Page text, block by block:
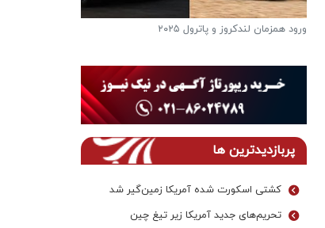
ورود همزمان لندکروز و پاترول ۲۰۲۵
پربازدیدترین ها
کشتی اسکورت شده آمریکا زمین‌گیر شد
تحریم‌های جدید آمریکا زیر تیغ چین